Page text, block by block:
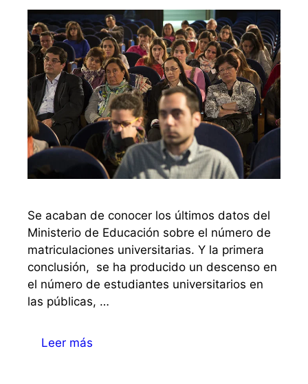
Se acaban de conocer los últimos datos del
Ministerio de Educación sobre el número de
matriculaciones universitarias. Y la primera
conclusión, se ha producido un descenso en
el número de estudiantes universitarios en
las públicas, …
Leer más